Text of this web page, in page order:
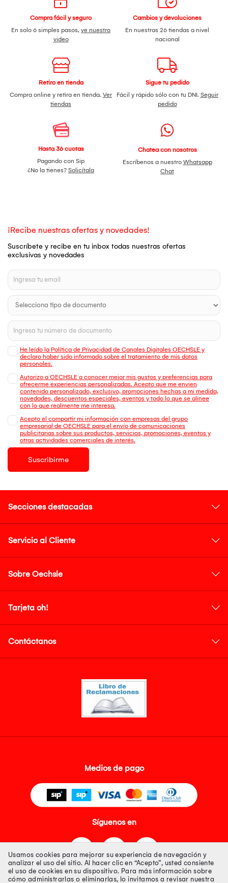
Compra fácil y seguro
En solo 6 simples pasos, ve nuestro
video
Cambios y devoluciones
En nuestras 26 tiendas a nivel
nacional
Retiro en tienda
Compra online y retira en tienda. Ver
tiendas
Sigue tu pedido
Fácil y rápido sólo con tu DNI. Seguir
pedido
Hasta 36 cuotas
Pagando con Sip
¿No la tienes? Solicítala
Chatea con nosotros
Escríbenos a nuestro Whatsapp
Chat
¡Recibe nuestras ofertas y novedades!
Suscríbete y recibe en tu inbox todas nuestras ofertas
exclusivas y novedades
He leído la Política de Privacidad de Canales Digitales OECHSLE y
declaro haber sido informado sobre el tratamiento de mis datos
personales.
Autorizo a OECHSLE a conocer mejor mis gustos y preferencias para
ofrecerme experiencias personalizadas. Acepto que me envien
contenido personalizado, exclusivo, promociones hechas a mi medida,
novedades, descuentos especiales, eventos y todo lo que se alinee
con lo que realmente me interesa.
Acepto el compartir mi información con empresas del grupo
empresarial de OECHSLE para el envío de comunicaciones
publicitarias sobre sus productos, servicios, promociones, eventos y
otras actividades comerciales de interés.
Suscribirme
Secciones destacadas
Servicio al Cliente
Sobre Oechsle
Tarjeta oh!
Contáctanos
Medios de pago
Síguenos en
Usamos cookies para mejorar su experiencia de navegación y
analizar el uso del sitio. Al hacer clic en “Acepto”, usted consiente
el uso de cookies en su dispositivo. Para más información sobre
cómo administrarlas o eliminarlas, lo invitamos a revisar nuestra